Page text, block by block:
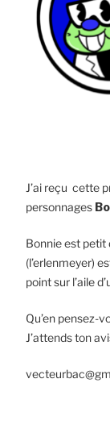
J’ai reçu cette
personnages
Bonnie est petit
(l’erlenmeyer)
point sur l’aile
Qu’en pensez-
J’attends ton